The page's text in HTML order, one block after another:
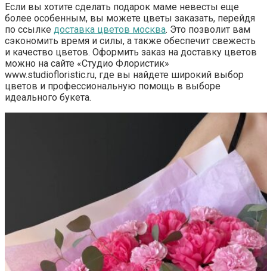
Если вы хотите сделать подарок маме невесты еще
более особенным, вы можете цветы заказать, перейдя
по ссылке доставка цветов москва. Это позволит вам
сэкономить время и силы, а также обеспечит свежесть
и качество цветов. Оформить заказ на доставку цветов
можно на сайте «Студио Флористик»
www.studiofloristic.ru, где вы найдете широкий выбор
цветов и профессиональную помощь в выборе
идеального букета.